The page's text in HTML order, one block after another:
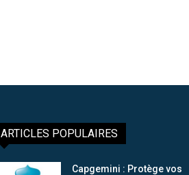
ARTICLES POPULAIRES
Capgemini : Protège vos